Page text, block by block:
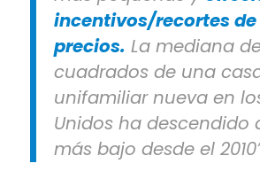
incentivos/recortes de
precios. La mediana
cuadrados de una
unifamiliar nueva en
Unidos ha descendido
más bajo desde el